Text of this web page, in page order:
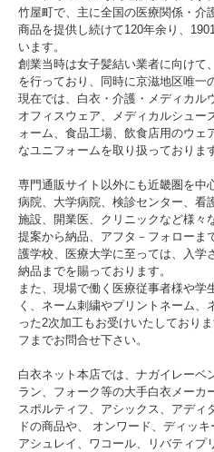
竹屋町で、主に全国の医療関係・介
商品を提供し続けて120年余り、
います。
創業当時は女子髪結い業者に向けて
を行っており、同時に京滋地区唯一
現在では、白衣・介護・メディカル
オフィスウェア、メディカルシュー
ォーム、食品工場、飲食店用のウェ
なユニフォームを取り扱っておりま
専門通販サイト以外にも近畿圏を中
病院、大学病院、検診センター、看
施設、開業医、クリニックなど様々
提案から納品、アフタ－フォローま
護学校、医療大学に至っては、入学
納品までを賜っております。
また、現場で働く医療従事者様や
く、ネーム刺繍やプリントネーム
った2次加工もお受けいたしており
フまでお問合せ下さい。
白衣ネット本店では、ナガイレーベ
ラン、フォーク等の大手白衣メーカ
スポルティフ、アシックス、アディ
ドの商品や、 オンワード、ディッ
アシュレイ、ワコール、リバティプ